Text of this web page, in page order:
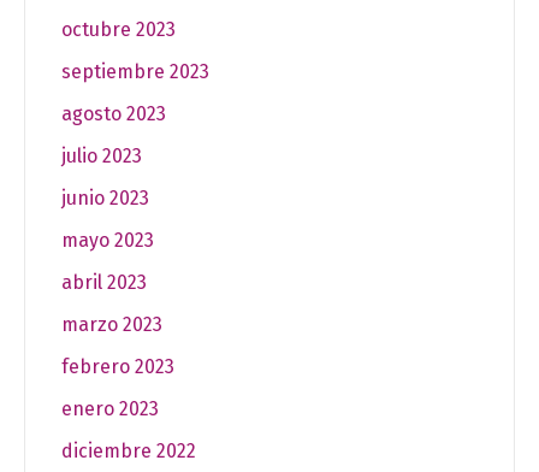
octubre 2023
septiembre 2023
agosto 2023
julio 2023
junio 2023
mayo 2023
abril 2023
marzo 2023
febrero 2023
enero 2023
diciembre 2022